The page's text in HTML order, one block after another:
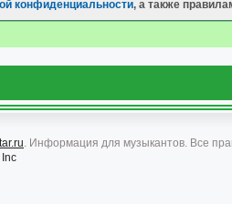
конфиденциальности, а также
. Информация для музыкантов. Все
Inc